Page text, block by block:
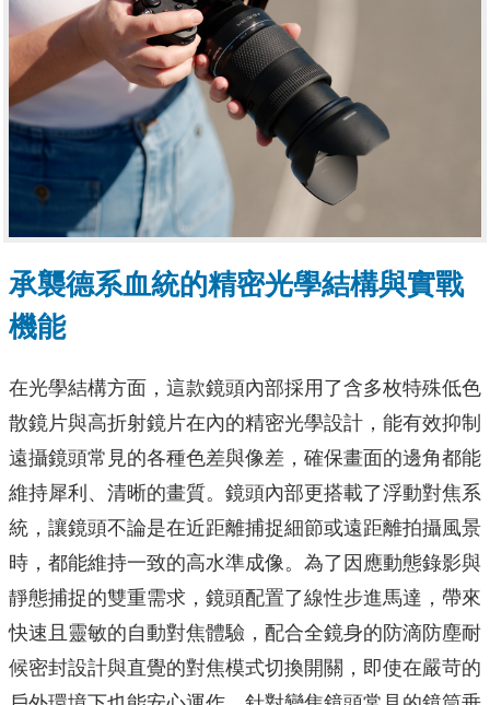
承襲德系血統的精密光學結構與實戰
機能
在光學結構方面，這款鏡頭內部採用了含多枚特殊低色
散鏡片與高折射鏡片在內的精密光學設計，能有效抑制
遠攝鏡頭常見的各種色差與像差，確保畫面的邊角都能
維持犀利、清晰的畫質。鏡頭內部更搭載了浮動對焦系
統，讓鏡頭不論是在近距離捕捉細節或遠距離拍攝風景
時，都能維持一致的高水準成像。為了因應動態錄影與
靜態捕捉的雙重需求，鏡頭配置了線性步進馬達，帶來
快速且靈敏的自動對焦體驗，配合全鏡身的防滴防塵耐
候密封設計與直覺的對焦模式切換開關，即使在嚴苛的